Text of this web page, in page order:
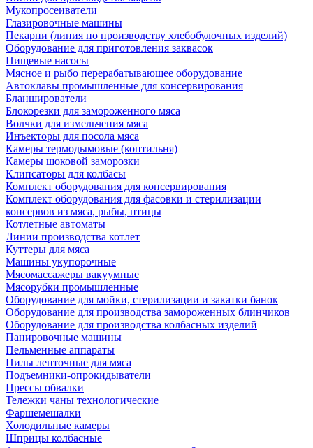
Мукопросеиватели
Глазировочные машины
Пекарни (линия по производству хлебобулочных изделий)
Оборудование для приготовления заквасок
Пищевые насосы
Мясное и рыбо перерабатывающее оборудование
Автоклавы промышленные для консервирования
Бланширователи
Блокорезки для замороженного мяса
Волчки для измельчения мяса
Инъекторы для посола мяса
Камеры термодымовые (коптильня)
Камеры шоковой заморозки
Клипсаторы для колбасы
Комплект оборудования для консервирования
Комплект оборудования для фасовки и стерилизации
консервов из мяса, рыбы, птицы
Котлетные автоматы
Линии производства котлет
Куттеры для мяса
Машины укупорочные
Мясомассажеры вакуумные
Мясорубки промышленные
Оборудование для мойки, стерилизации и закатки банок
Оборудование для производства замороженных блинчиков
Оборудование для производства колбасных изделий
Панировочные машины
Пельменные аппараты
Пилы ленточные для мяса
Подъемники-опрокидыватели
Прессы обвалки
Тележки чаны технологические
Фаршемешалки
Холодильные камеры
Шприцы колбасные